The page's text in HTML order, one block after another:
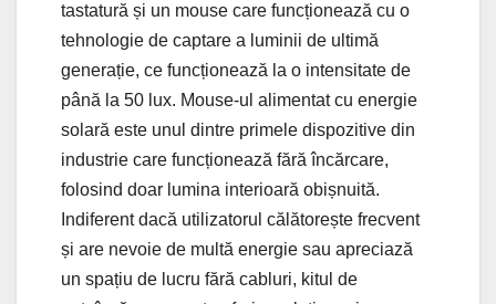
tastatură și un mouse care funcționează cu o
tehnologie de captare a luminii de ultimă
generație, ce funcționează la o intensitate de
până la 50 lux. Mouse-ul alimentat cu energie
solară este unul dintre primele dispozitive din
industrie care funcționează fără încărcare,
folosind doar lumina interioară obișnuită.
Indiferent dacă utilizatorul călătorește frecvent
și are nevoie de multă energie sau apreciază
un spațiu de lucru fără cabluri, kitul de